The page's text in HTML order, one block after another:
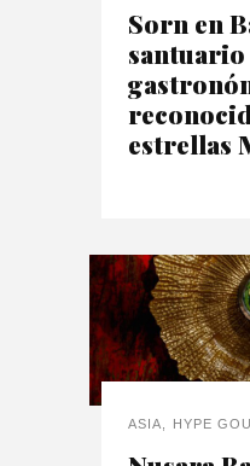
Sorn en
santuario
estrellas
ASIA HYPE